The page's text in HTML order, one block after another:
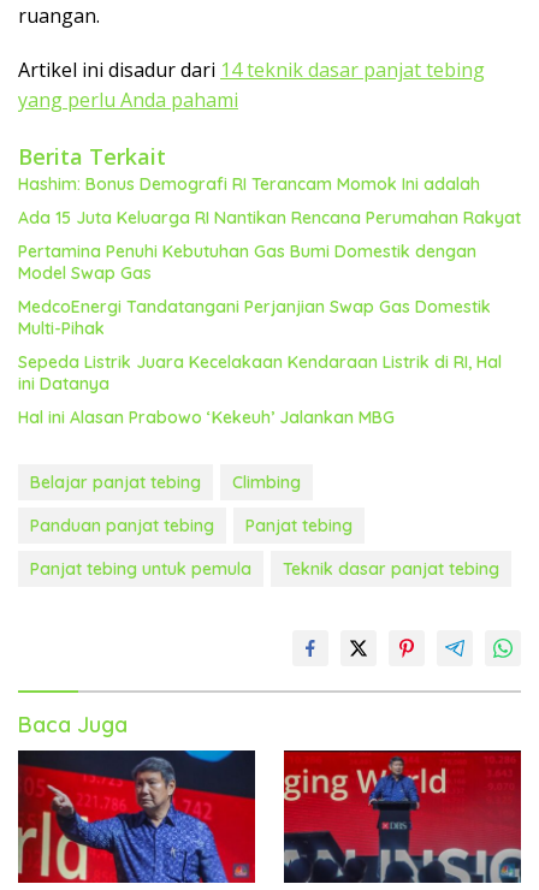
ruangan.
Artikel ini disadur dari 14 teknik dasar panjat tebing
yang perlu Anda pahami
Berita Terkait
Hashim: Bonus Demografi RI Terancam Momok Ini adalah
Ada 15 Juta Keluarga RI Nantikan Rencana Perumahan Rakyat
Pertamina Penuhi Kebutuhan Gas Bumi Domestik dengan
Model Swap Gas
MedcoEnergi Tandatangani Perjanjian Swap Gas Domestik
Multi-Pihak
Sepeda Listrik Juara Kecelakaan Kendaraan Listrik di RI, Hal
ini Datanya
Hal ini Alasan Prabowo ‘Kekeuh’ Jalankan MBG
Belajar panjat tebing
Climbing
Panduan panjat tebing
Panjat tebing
Panjat tebing untuk pemula
Teknik dasar panjat tebing
Baca Juga